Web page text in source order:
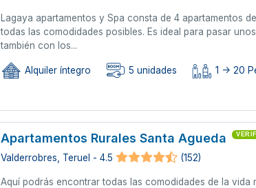
Lagaya apartamentos y Spa consta de 4 apartamentos
todas las comodidades posibles. Es ideal para pasar
también con los...
Alquiler íntegro 5 unidades 1 -> 20
Apartamentos Rurales Santa Agueda
Valderrobres, Teruel - 4.5 (152)
Aquí podrás encontrar todas las comodidades de la